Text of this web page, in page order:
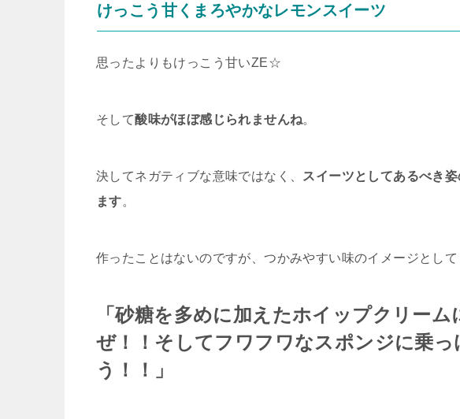
けっこう甘くまろやかなレモンスイーツ
思ったよりもけっこう甘いZE☆
そして酸味がほぼ感じられませんね。
決してネガティブな意味ではなく、 スイーツとしてあるべき
ます。
作ったことはないのですが、つかみやすい味のイメージとして
「砂糖を多めに加えたホイップクリー
ぜ！！そしてフワフワなスポンジに乗
う！！」